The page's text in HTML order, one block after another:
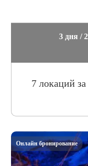
3 дня /
7 локаций
Онлайн бронирование